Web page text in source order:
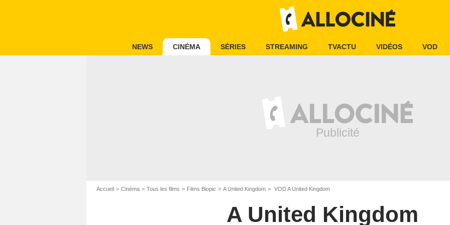
NEWS CINÉMA SÉRIES STREAMING TVACTU VIDÉOS VOD
Accueil Cinéma Tous les films Films Biopic A United Kingdom VOD A United Kingdom
A United Kingdom